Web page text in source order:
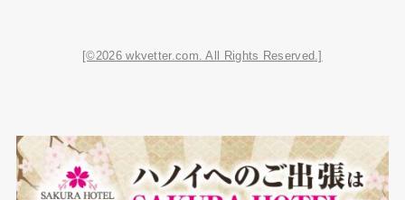
[©2026 wkvetter.com. All Rights Reserved.]